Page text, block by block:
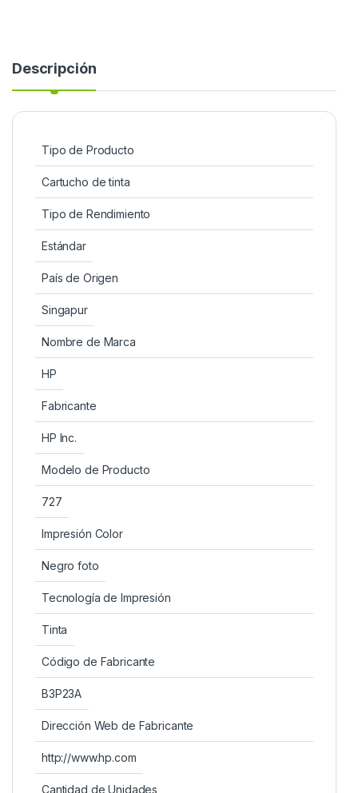
Descripción
Tipo de Producto
Cartucho de tinta
Tipo de Rendimiento
Estándar
País de Origen
Singapur
Nombre de Marca
HP
Fabricante
HP Inc.
Modelo de Producto
727
Impresión Color
Negro foto
Tecnología de Impresión
Tinta
Código de Fabricante
B3P23A
Dirección Web de Fabricante
http://www.hp.com
Cantidad de Unidades